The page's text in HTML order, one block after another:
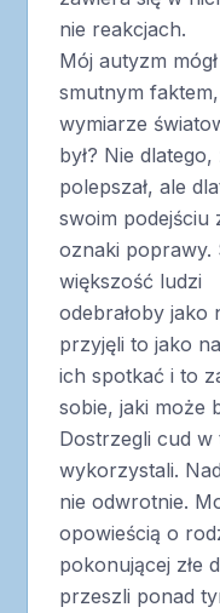
nie reakcjach.
Mój autyzm
smutnym
wymiarze
był? Nie
polepszał, ale
swoim podejściu
oznaki poprawy.
większość ludzi
odebrałoby jako
przyjęli to jako
ich spotkać i to
sobie, jaki może
Dostrzegli cud w
wykorzystali.
nie odwrotnie.
opowieścią o
pokonującej złe
przeszli ponad